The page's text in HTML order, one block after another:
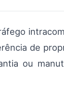
de
ou